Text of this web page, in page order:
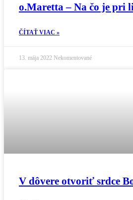
o.Maretta – Na čo je pri
ČÍTAŤ VIAC »
13. mája 2022 Nekomentované
V dôvere otvoriť srdce